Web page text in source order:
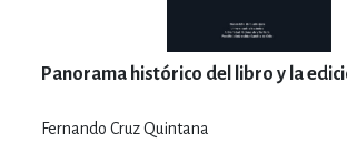
Panorama histórico del libro y la
Fernando Cruz Quintana